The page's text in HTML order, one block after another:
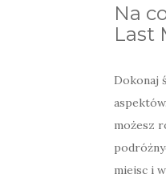
Na
Last
Dokonaj
możesz
miejsc i